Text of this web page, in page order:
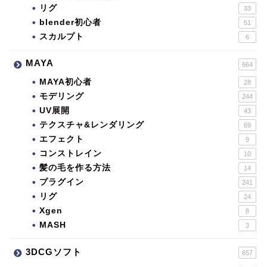
リグ 33
blender初心者 51
スカルプト 6
MAYA 664
MAYA初心者 28
モデリング 244
UV展開 43
テクスチャ&レンダリング 69
エフェクト 9
コンストレイン 10
髪の毛を作る方法 14
プラグイン 241
リグ 24
Xgen 8
MASH 3
3DCGソフト 657